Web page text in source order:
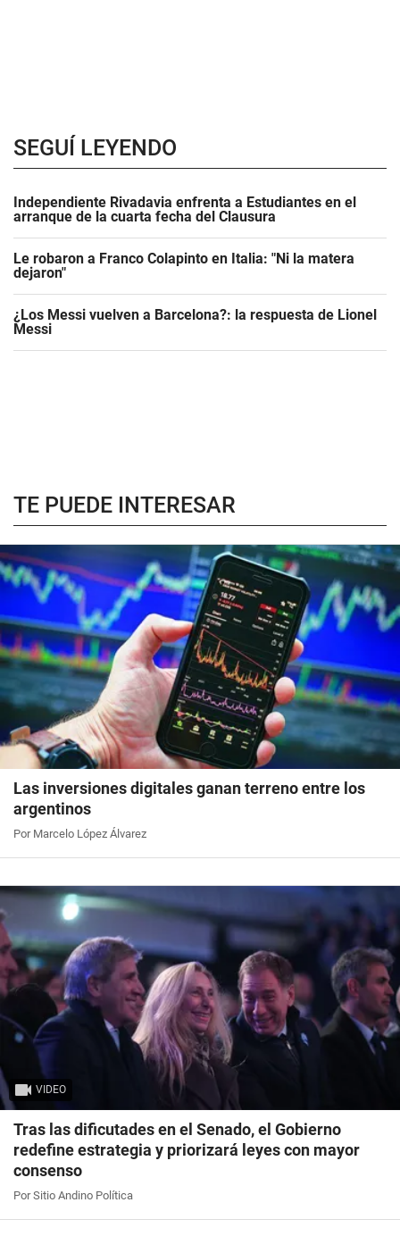
SEGUÍ LEYENDO
Independiente Rivadavia enfrenta a Estudiantes en el
arranque de la cuarta fecha del Clausura
Le robaron a Franco Colapinto en Italia: "Ni la matera
dejaron"
¿Los Messi vuelven a Barcelona?: la respuesta de Lionel
Messi
TE PUEDE INTERESAR
Las inversiones digitales ganan terreno entre los
argentinos
Por Marcelo López Álvarez
VIDEO
Tras las dificutades en el Senado, el Gobierno
redefine estrategia y priorizará leyes con mayor
consenso
Por Sitio Andino Política